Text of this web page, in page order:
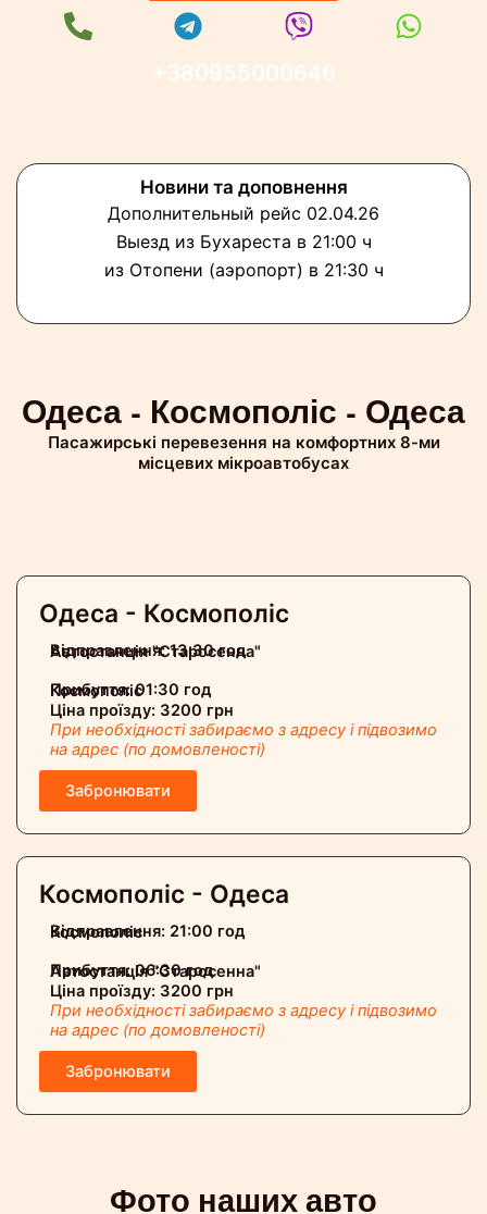
+380955000646
Новини та доповнення
Дополнительный рейс 02.04.26
Выезд из Бухареста в 21:00 ч
из Отопени (аэропорт) в 21:30 ч
Одеса - Космополіс - Одеса
Пасажирські перевезення на комфортних 8-ми
місцевих мікроавтобусах
Одеса - Космополіс
Відправлення: 13:30 год
Автостанція "Старосенна"
Прибуття: 01:30 год
Космополіс
Ціна проїзду: 3200 грн
При необхідності забираємо з адресу і підвозимо
на адрес (по домовленості)
Забронювати
Космополіс - Одеса
Відправлення: 21:00 год
Космополіс
Прибуття: 06:30 год
Автостанція "Старосенна"
Ціна проїзду: 3200 грн
При необхідності забираємо з адресу і підвозимо
на адрес (по домовленості)
Забронювати
Фото наших авто